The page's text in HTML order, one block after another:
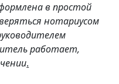
в простой
нотариусом
работает,
.